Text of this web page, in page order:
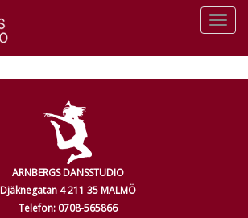
ARNBERGS DANSSTUDIO
Djäknegatan 4 211 35 MALMÖ
Telefon: 0708-565866